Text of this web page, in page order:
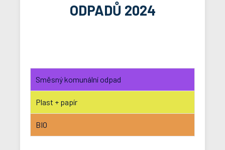
ODPADŮ 2024
Směsný komunální odpad
Plast + papír
BIO